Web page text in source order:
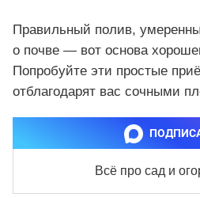
Правильный полив,
о почве — вот основа
Попробуйте эти простые
отблагодарят вас сочными
Всё про сад и